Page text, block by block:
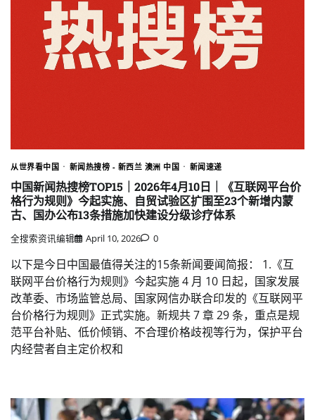
从世界看中国 新闻热搜榜 - 新西兰 澳洲 中国 新闻速递
中国新闻热搜榜TOP15｜2026年4月10日｜《互联网平台价
格行为规则》今起实施、自贸试验区扩围至23个新增内蒙
古、国办公布13条措施加快建设分级诊疗体系
全搜索资讯编辑 April 10, 2026 0
以下是今日中国最值得关注的15条新闻要闻简报： 1.《互
联网平台价格行为规则》今起实施 4 月 10 日起，国家发展
改革委、市场监管总局、国家网信办联合印发的《互联网平
台价格行为规则》正式实施。新规共 7 章 29 条，重点是规
范平台补贴、低价倾销、不合理价格歧视等行为，保护平台
内经营者自主定价权和